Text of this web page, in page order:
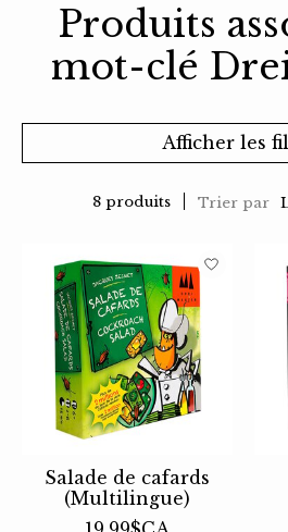
Produits
mot-clé
Afficher les
8 produits Trier par
Salade de cafards
(Multilingue)